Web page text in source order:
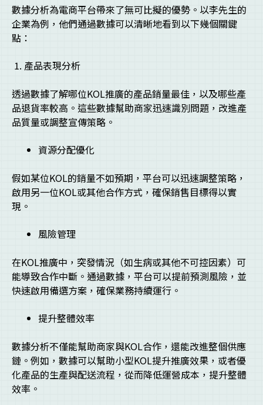
數據分析為電商平台帶來了無可比擬的優勢。以李先生的
企業為例，他們通過數據可以清晰地看到以下幾個關鍵
點：
產品表現分析
透過數據了解哪位KOL推廣的產品銷量最佳，以及哪些產
品退貨率較高。這些數據幫助商家迅速識別問題，改進產
品質量或調整宣傳策略。
資源分配優化
假如某位KOL的銷量不如預期，平台可以迅速調整策略，
啟用另一位KOL或其他合作方式，確保銷售目標得以實
現。
風險管理
在KOL推廣中，突發情況（如生病或其他不可控因素）可
能導致合作中斷。通過數據，平台可以提前預測風險，並
快速啟用備選方案，確保業務持續運行。
提升整體效率
數據分析不僅能幫助商家與KOL合作，還能改進整個供應
鏈。例如，數據可以幫助小型KOL提升推廣效果，或者優
化產品的生產與配送流程，從而降低運營成本，提升整體
效率。